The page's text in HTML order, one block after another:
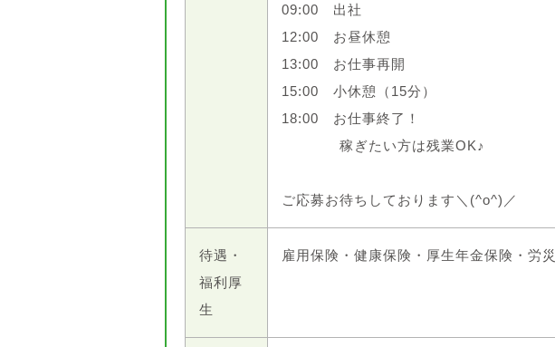
09:00 出社
12:00 お昼休憩
13:00 お仕事再開
15:00 小休憩（15分）
18:00 お仕事終了！
稼ぎたい方は残業OK♪
ご応募お待ちしております＼(^o^)／
待遇・
福利厚
生
雇用保険・健康保険・厚生年金保険・労災